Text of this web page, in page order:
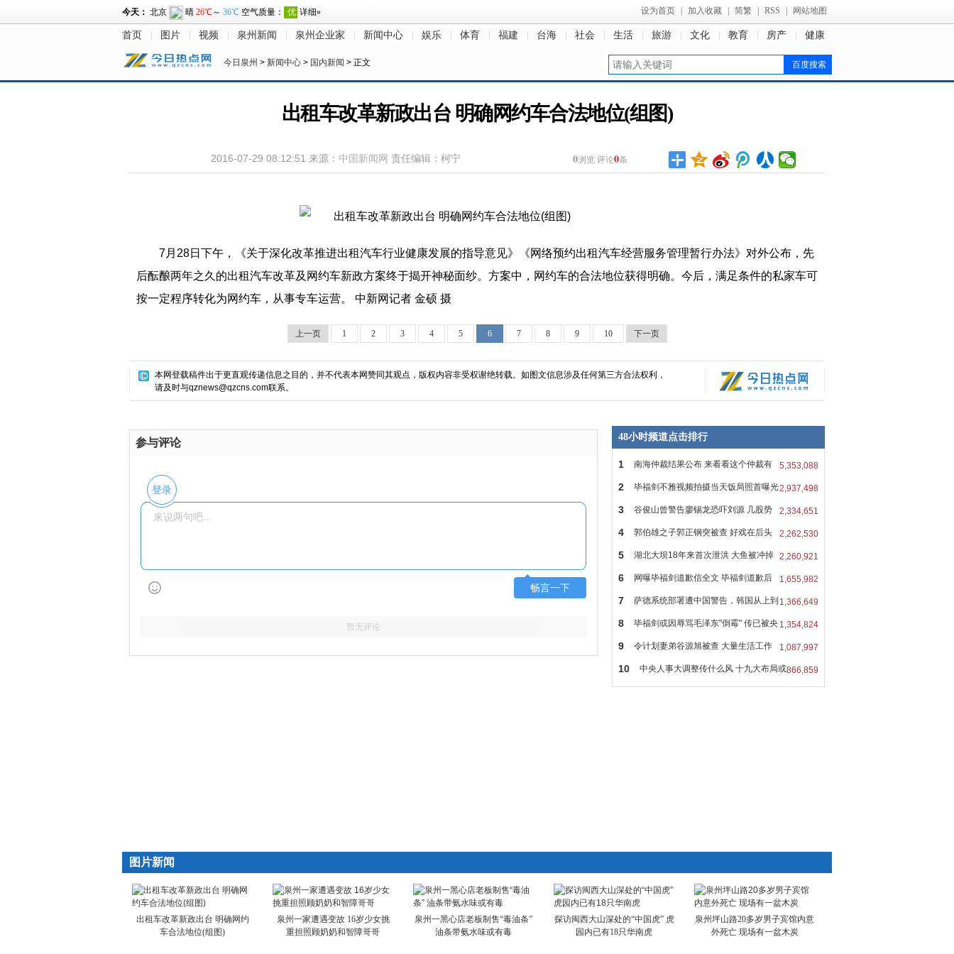
设为首页 加入收藏 简繁 RSS 网站地图
首页 图片 视频 泉州新闻 泉州企业家 新闻中心 娱乐 体育 福建 台海 社会 生活 旅游 文化 教育 房产 健康
今日泉州 > 新闻中心 > 国内新闻 > 正文
出租车改革新政出台 明确网约车合法地位(组图)
2016-07-29 08:12:51 来源： 中国新闻网 责任编辑：柯宁 0浏览 评论0条
7月28日下午，《关于深化改革推进出租汽车行业健康发展的指导意见》《网络预约出租汽车经营服务管理暂行办法》对外公布，先
后酝酿两年之久的出租汽车改革及网约车新政方案终于揭开神秘面纱。方案中，网约车的合法地位获得明确。今后，满足条件的私家车可
按一定程序转化为网约车，从事专车运营。 中新网记者 金硕 摄
上一页 1 2 3 4 5 6 7 8 9 10 下一页
本网登载稿件出于更直观传递信息之目的，并不代表本网赞同其观点，版权内容非受权谢绝转载。如图文信息涉及任何第三方合法权利，
请及时与qznews@qzcns.com联系。
参与评论
登录
畅言一下
暂无评论
48小时频道点击排行
5,353,088
1 南海仲裁结果公布 来看看这个仲裁有
多 2,937,498
2 毕福剑不雅视频拍摄当天饭局照首曝光
2,334,651
3 谷俊山曾警告廖锡龙恐吓刘源 几股势
力 2,262,530
4 郭伯雄之子郭正钢突被查 好戏在后头
或 2,260,921
5 湖北大坝18年来首次泄洪 大鱼被冲掉
头 1,655,982
6 网曝毕福剑道歉信全文 毕福剑道歉后
会 1,366,649
7 萨德系统部署遭中国警告，韩国从上到
下 1,354,824
8 毕福剑或因辱骂毛泽东"倒霉" 传已被央
1,087,997
9 令计划妻弟谷源旭被查 大量生活工作
照 866,859
10 中央人事大调整传什么风 十九大布局或
图片新闻
出租车改革新政出台 明确网约
车合法地位(组图)
泉州一家遭遇变故 16岁少女挑
重担照顾奶奶和智障哥哥
泉州一黑心店老板制售“毒油条”
油条带氨水味或有毒
探访闽西大山深处的“中国虎” 虎
园内已有18只华南虎
泉州坪山路20多岁男子宾馆内意
外死亡 现场有一盆木炭